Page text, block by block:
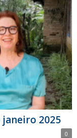
janeiro 2025
0